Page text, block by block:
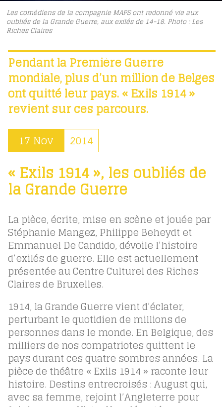
Les comédiens de la compagnie MAPS ont redonné vie aux
oubliés de la Grande Guerre, aux exilés de 14-18. Photo : Les
Riches Claires
Pendant la Première Guerre
mondiale, plus d’un million de Belges
ont quitté leur pays. « Exils 1914 »
revient sur ces parcours.
17 Nov 2014
« Exils 1914 », les oubliés de
la Grande Guerre
La pièce, écrite, mise en scène et jouée par
Stéphanie Mangez, Philippe Beheydt et
Emmanuel De Candido, dévoile l’histoire
d’exilés de guerre. Elle est actuellement
présentée au Centre Culturel des Riches
Claires de Bruxelles.
1914, la Grande Guerre vient d’éclater,
perturbant le quotidien de millions de
personnes dans le monde. En Belgique, des
milliers de nos compatriotes quittent le
pays durant ces quatre sombres années. La
pièce de théâtre « Exils 1914 » raconte leur
histoire. Destins entrecroisés : August qui,
avec sa femme, rejoint l’Angleterre pour